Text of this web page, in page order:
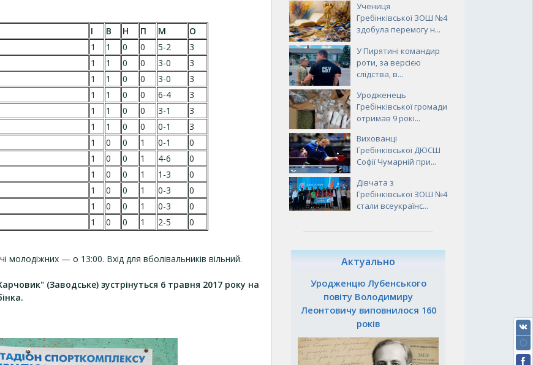
І В Н П М
О
1 1 0 0 5-2
3
1 1 0 0 3-0
3
1 1 0 0 3-0
3
1 1 0 0 6-4
3
1 1 0 0 3-1
3
1 1 0 0 0-1
3
1 0 0 1 0-1
0
1 0 0 1 4-6
0
1 0 0 1 1-3
0
1 0 0 1 0-3
0
1 0 0 1 0-3
0
1 0 0 1 2-5 0
— о 13:00. Вхід для вболівальників вільний.
(Заводське) зустрінуться 6 травня 2017 року на
Учениця
Гребінківської ЗОШ №4
здобула перемогу н...
У Пирятині командир
роти, за версією
слідства, в...
Уродженець
Гребінківської громади
отримав 9 рокі...
Вихованці
Гребінківської ДЮСШ
Софії Чумарній при...
Дівчата з
Гребінківської ЗОШ №4
стали всеукраїнс...
Актуально
Уродженцю Лубенського
повіту Володимиру
Леонтовичу виповнилося 160
років